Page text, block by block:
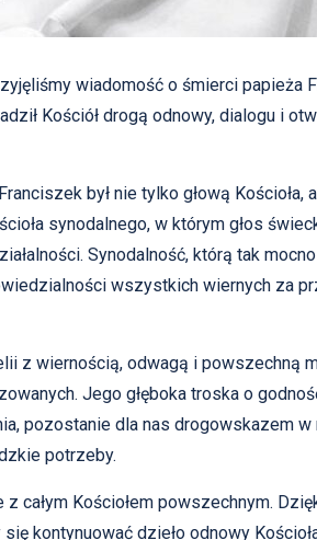
wiadomość o śmierci papieża
Kościół drogą odnowy, dialogu i
był nie tylko głową Kościoła,
synodalnego, w którym głos
Synodalność, którą tak mocno
wszystkich wiernych za
z wiernością, odwagą i powszechną
Jego głęboka troska o
pozostanie dla nas drogowskazem w
potrzeby.
całym Kościołem powszechnym.
kontynuować dzieło odnowy